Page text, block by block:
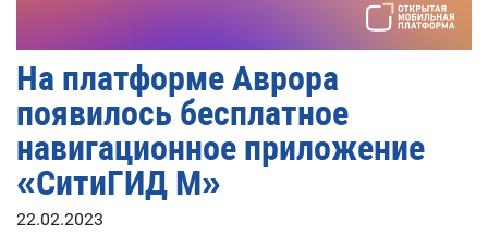
На платформе Аврора
появилось бесплатное
навигационное приложение
«СитиГИД М»
22.02.2023